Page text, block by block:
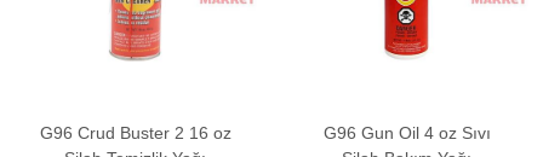
G96 Crud Buster 2 16 oz
G96 Gun Oil 4 oz Sıvı